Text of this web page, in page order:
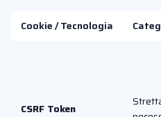
Cookie / Tecnologia
CSRF Token